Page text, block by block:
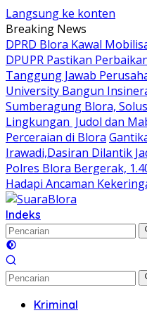
Langsung ke konten
Breaking News
DPRD Blora Kawal
DPUPR Pastikan
Tanggung Jawab
University Bangun
Sumberagung Blora,
Lingkungan ‎ Judol dan
Perceraian di Blora
Irawadi,Dasiran Dilantik
Polres Blora Bergerak,
Hadapi Ancaman
Indeks
Kriminal